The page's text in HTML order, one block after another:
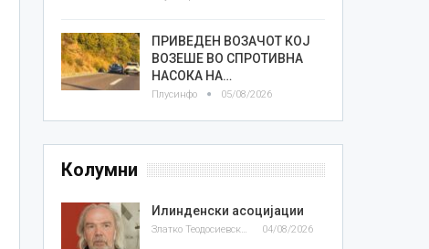
ПРИВЕДЕН ВОЗАЧОТ КОЈ
ВОЗЕШЕ ВО СПРОТИВНА
НАСОКА НА…
Плусинфо 05/08/2026
Колумни
Илинденски асоцијации
Златко Теодосиевски 04/08/2026